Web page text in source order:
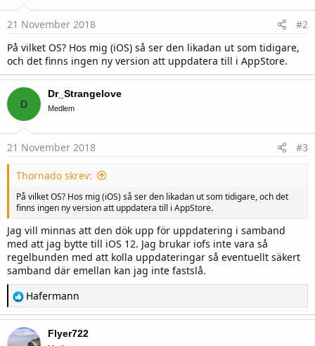
:
21 November 2018
#2
På vilket OS? Hos mig (iOS) så ser den likadan ut som tidigare,
och det finns ingen ny version att uppdatera till i AppStore.
D
Dr_Strangelove
Medlem
21 November 2018 #3
Thornado skrev:
På vilket OS? Hos mig (iOS) så ser den likadan ut som tidigare, och det
finns ingen ny version att uppdatera till i AppStore.
Jag vill minnas att den dök upp för uppdatering i samband
med att jag bytte till iOS 12. Jag brukar iofs inte vara så
regelbunden med att kolla uppdateringar så eventuellt säkert
samband där emellan kan jag inte fastslå.
R
a
c
t
Hafermann
Flyer722